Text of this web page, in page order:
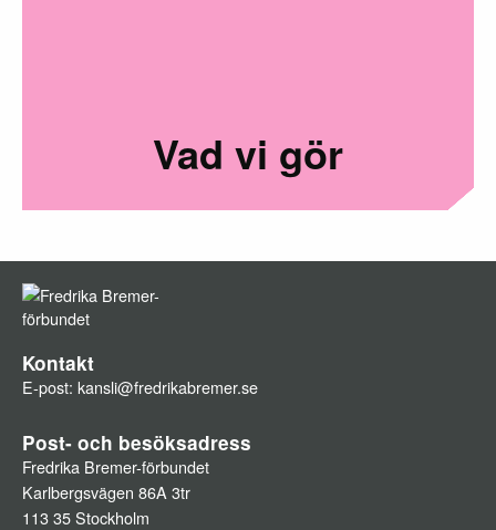
Vad vi gör
Kontakt
E-post: kansli@fredrikabremer.se
Post- och besöksadress
Fredrika Bremer-förbundet
Karlbergsvägen 86A 3tr
113 35 Stockholm